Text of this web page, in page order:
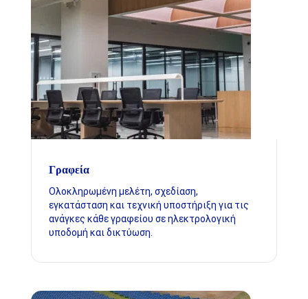
Γραφεία
Ολοκληρωμένη μελέτη, σχεδίαση,
εγκατάσταση και τεχνική υποστήριξη για τις
ανάγκες κάθε γραφείου σε ηλεκτρολογική
υποδομή και δικτύωση.